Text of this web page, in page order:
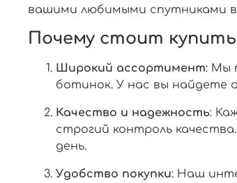
вашими любимыми спутниками в
Почему стоит купить
Широкий ассортимент: Мы
ботинок. У нас вы найдете
Качество и надежность:
строгий контроль
день.
Удобство покупки: Наш